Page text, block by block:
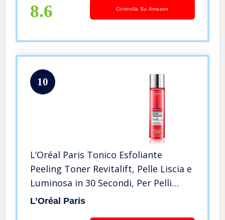
8.6 Controlla Su Amazon
10
L’Oréal Paris Tonico Esfoliante
Peeling Toner Revitalift, Pelle Liscia e
Luminosa in 30 Secondi, Per Pelli
Giovani, Arricchito con 5% di Acido
L’Oréal Paris